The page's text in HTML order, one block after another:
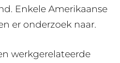
Enkele Amerikaanse
er onderzoek naar.
werkgerelateerde